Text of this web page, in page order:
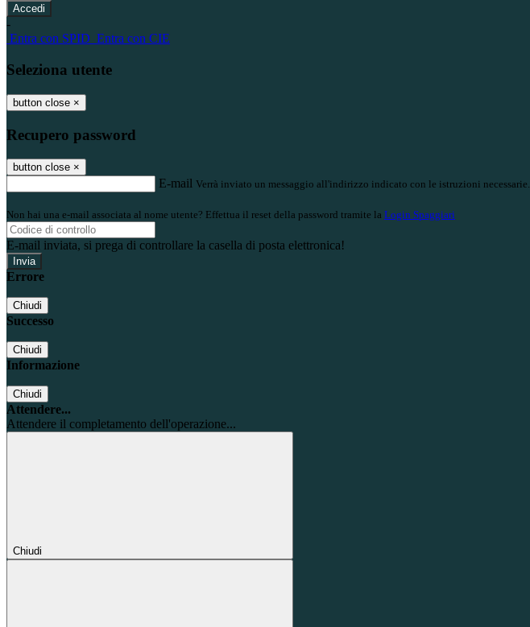
-
Entra con SPID Entra con CIE
Seleziona utente
button close ×
Recupero password
button close ×
E-mail Verrà inviato un messaggio all'indirizzo indicato con le istruzioni necessarie.
Non hai una e-mail associata al nome utente? Effettua il reset della password tramite la Login Spaggiari
E-mail inviata, si prega di controllare la casella di posta elettronica!
Errore
Chiudi
Successo
Chiudi
Informazione
Chiudi
Attendere...
Attendere il completamento dell'operazione...
Chiudi